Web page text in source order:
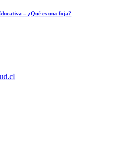
– ¿Qué es una foja?